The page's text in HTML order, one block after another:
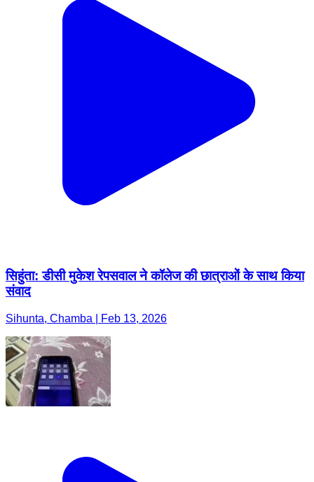
सिहुंता: डीसी मुकेश रेपसवाल ने कॉलेज की छात्राओं के साथ किया
संवाद
Sihunta, Chamba | Feb 13, 2026